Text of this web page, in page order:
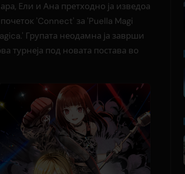
Ели и Ана претходно ја изведоа
'Connect' за 'Puella Magi
Групата неодамна ја заврши
турнеја под новата постава во